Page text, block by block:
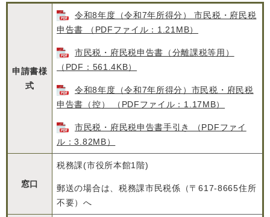
申請書様
式
令和8年度（令和7年所得分） 市民税・府民税
申告書 （PDFファイル：1.21MB）
市民税・府民税申告書（分離課税等用）
（PDF：561.4KB）
令和8年度（令和7年所得分）市民税・府民税
申告書（控） （PDFファイル：1.17MB）
市民税・府民税申告書手引き （PDFファイ
ル：3.82MB）
窓口
税務課(市役所本館1階)
郵送の場合は、税務課市民税係（〒617-8665住所
不要）へ